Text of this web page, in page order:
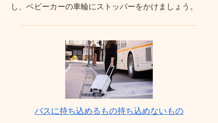
し、ベビーカーの車輪にストッパーをかけましょう。
バスに持ち込めるもの持ち込めないもの